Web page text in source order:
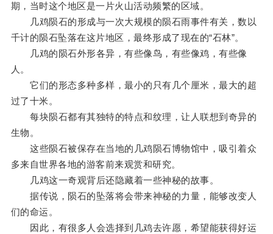
期，当时这个地区是一片火山活动频繁的区域。
几鸡陨石的形成与一次大规模的陨石雨事件有关，数以
千计的陨石坠落在这片地区，最终形成了现在的“石林”。
几鸡的陨石外形各异，有些像鸟，有些像鸡，有些像
人。
它们的形态多种多样，最小的只有几个厘米，最大的超
过了十米。
每块陨石都有其独特的特点和纹理，让人联想到奇异的
生物。
这些陨石被保存在当地的几鸡陨石博物馆中，吸引着众
多来自世界各地的游客前来观赏和研究。
几鸡这一奇观背后还隐藏着一些神秘的故事。
据传说，陨石的坠落将会带来神秘的力量，能够改变人
们的命运。
因此，有很多人会选择到几鸡去许愿，希望能获得好运